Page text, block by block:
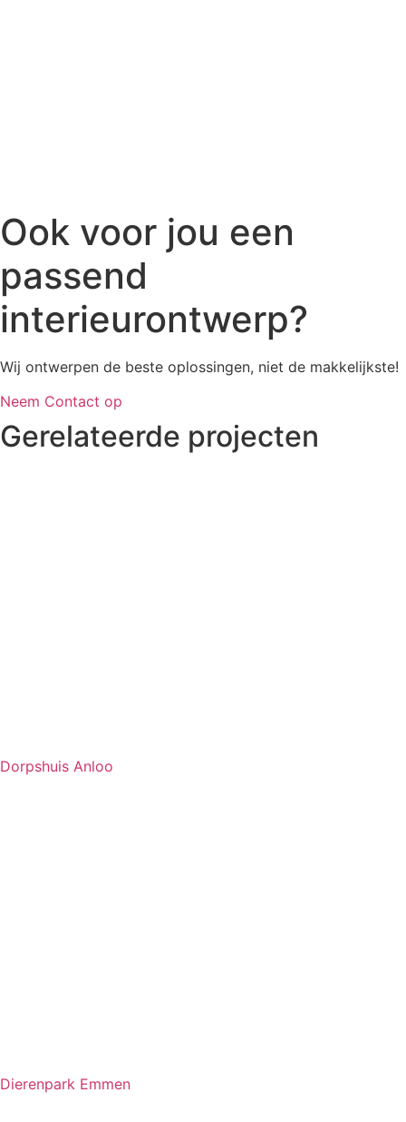
Ook voor jou een
passend
interieurontwerp?
Wij ontwerpen de beste oplossingen, niet de makkelijkste!
Neem Contact op
Gerelateerde projecten
Dorpshuis Anloo
Dierenpark Emmen